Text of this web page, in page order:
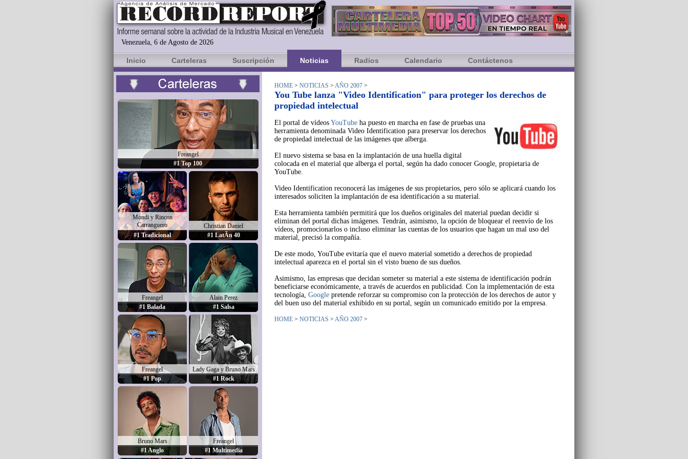
Venezuela, 6 de Agosto de 2026
Inicio Carteleras Suscripción Noticias Radios Calendario Contáctenos
Freangel
#1 Top 100
Mondi y Rincon
Carranguero
#1 Tradicional
Christian Daniel
#1 LatÃ­n 40
Freangel
#1 Balada
Alain Perez
#1 Salsa
Freangel
#1 Pop
Lady Gaga y Bruno Mars
#1 Rock
Bruno Mars
#1 Anglo
Freangel
#1 Multimedia
HOME > NOTICIAS > AÑO 2007 >
You Tube lanza "Video Identification" para proteger los derechos de
propiedad intelectual
El portal de vídeos YouTube ha puesto en marcha en fase de pruebas una
herramienta denominada Video Identification para preservar los derechos
de propiedad intelectual de las imágenes que alberga.
El nuevo sistema se basa en la implantación de una huella digital
colocada en el material que alberga el portal, según ha dado conocer Google, propietaria de
YouTube.
Video Identification reconocerá las imágenes de sus propietarios, pero sólo se aplicará cuando los
interesados soliciten la implantación de esa identificación a su material.
Esta herramienta también permitirá que los dueños originales del material puedan decidir si
eliminan del portal dichas imágenes. Tendrán, asimismo, la opción de bloquear el reenvío de los
vídeos, promocionarlos o incluso eliminar las cuentas de los usuarios que hagan un mal uso del
material, precisó la compañía.
De este modo, YouTube evitaría que el nuevo material sometido a derechos de propiedad
intelectual aparezca en el portal sin el visto bueno de sus dueños.
Asimismo, las empresas que decidan someter su material a este sistema de identificación podrán
beneficiarse económicamente, a través de acuerdos en publicidad. Con la implementación de esta
tecnología, Google pretende reforzar su compromiso con la protección de los derechos de autor y
del buen uso del material exhibido en su portal, según un comunicado emitido por la empresa.
HOME > NOTICIAS > AÑO 2007 >